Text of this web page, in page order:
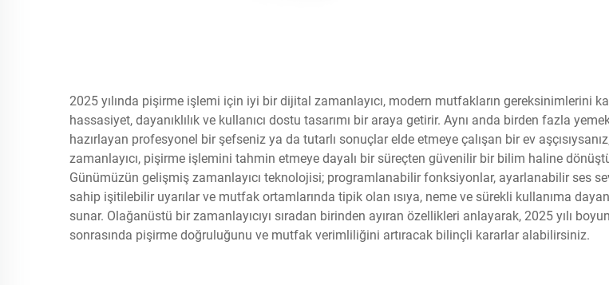
2025 yılında pişirme işlemi için iyi bir dijital zamanlayıcı, modern mutfakların gereksinimlerini
hassasiyet, dayanıklılık ve kullanıcı dostu tasarımı bir araya getirir. Aynı anda birden fazla
hazırlayan profesyonel bir şefseniz ya da tutarlı sonuçlar elde etmeye çalışan bir ev
zamanlayıcı, pişirme işlemini tahmin etmeye dayalı bir süreçten güvenilir bir bilim haline
Günümüzün gelişmiş zamanlayıcı teknolojisi; programlanabilir fonksiyonlar, ayarlanabilir ses
sahip işitilebilir uyarılar ve mutfak ortamlarında tipik olan ısıya, neme ve sürekli kullanıma
sunar. Olağanüstü bir zamanlayıcıyı sıradan birinden ayıran özellikleri anlayarak, 2025 yılı
sonrasında pişirme doğruluğunu ve mutfak verimliliğini artıracak bilinçli kararlar alabilirsiniz.